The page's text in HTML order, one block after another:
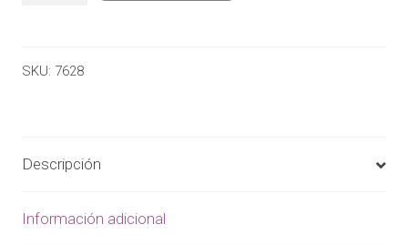
SKU: 7628
Descripción
Información adicional